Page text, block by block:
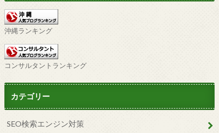
沖縄ランキング
コンサルタントランキング
カテゴリー
SEO検索エンジン対策